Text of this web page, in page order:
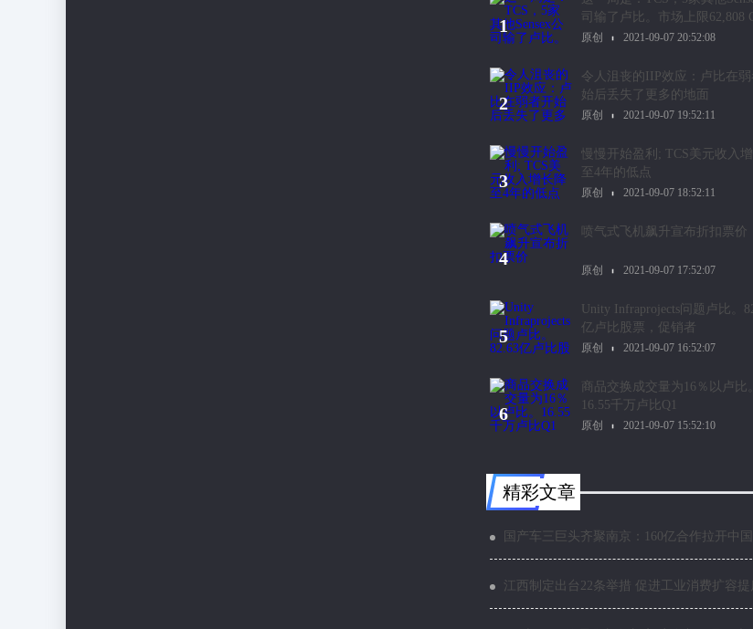
司输了卢比。市场上限62,808
原创 2021-09-07 20:52:08
1
令人沮丧的IIP效应：卢比在弱
始后丢失了更多的地面
原创 2021-09-07 19:52:11
2
慢慢开始盈利; TCS美元收入
至4年的低点
原创 2021-09-07 18:52:11
3
喷气式飞机飙升宣布折扣票价
原创 2021-09-07 17:52:07
4
Unity Infraprojects问题卢比。
亿卢比股票，促销者
原创 2021-09-07 16:52:07
5
商品交换成交量为16％以卢比。
16.55千万卢比Q1
原创 2021-09-07 15:52:10
6
精彩文章